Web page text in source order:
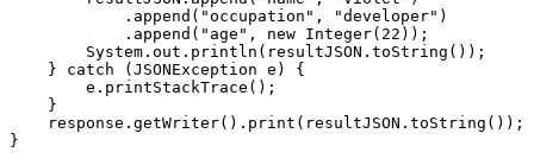
            .append("occupation", "developer")
            .append("age", new Integer(22));
        System.out.println(resultJSON.toString());
    } catch (JSONException e) {
        e.printStackTrace();
    }
    response.getWriter().print(resultJSON.toString());